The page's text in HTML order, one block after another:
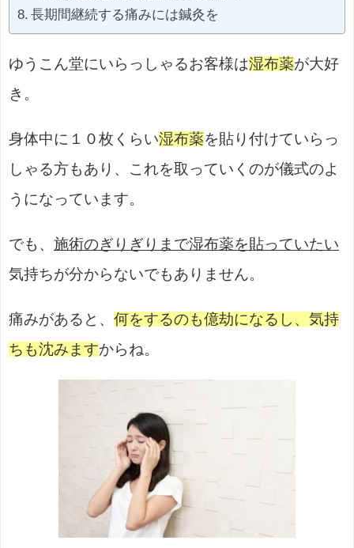
長期間継続する痛みには鍼灸を
ゆうこん堂にいらっしゃるお客様は湿布薬が大好
き。
身体中に１０枚くらい湿布薬を貼り付けていらっ
しゃる方もあり、これを取っていくのが儀式のよ
うになっています。
でも、 施術のぎりぎりまで湿布薬を貼っていたい
気持ちが分からないでもありません。
痛みがあると、 何をするのも億劫になるし、気持
ちも沈みますからね。